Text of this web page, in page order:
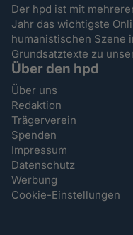
Der hpd ist mit
Jahr das wichtigste
humanistischen Szene
Grundsatztexte zu
Über den hpd
Über uns
Redaktion
Trägerverein
Spenden
Impressum
Datenschutz
Werbung
Cookie-Einstellungen